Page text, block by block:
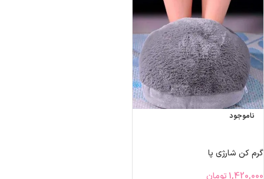
ناموجود
گرم کن شارژی پا
1,420,000 تومان